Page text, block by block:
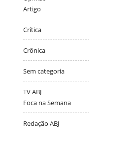
Artigo
Crítica
Crônica
Sem categoria
TV ABJ
Foca na Semana
Redação ABJ